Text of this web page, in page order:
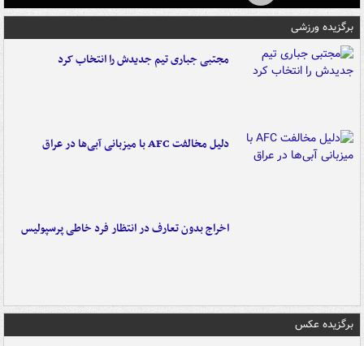
برگزیده ورزشی
مجتبی جباری تیم جدیدش را انتخاب کرد
دلیل مخالفت AFC با میزبانی آبی‌ها در عراق
اخراج بدون تعارف در انتظار فرد خاطی پرسپولیس
برگزیده عکس